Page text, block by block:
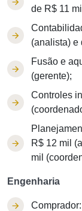
de R$ 11
(analista) e
Fusão e
(gerente);
Controles
R$ 12 mil
mil
Engenharia